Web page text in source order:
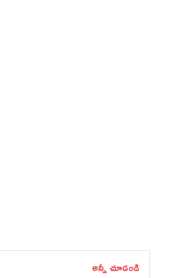
అన్నీ చూడండి